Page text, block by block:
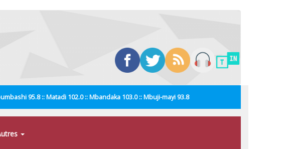
95.8 :: Matadi 102.0 :: Mbandaka 103.0 :: Mbuji-mayi 93.8